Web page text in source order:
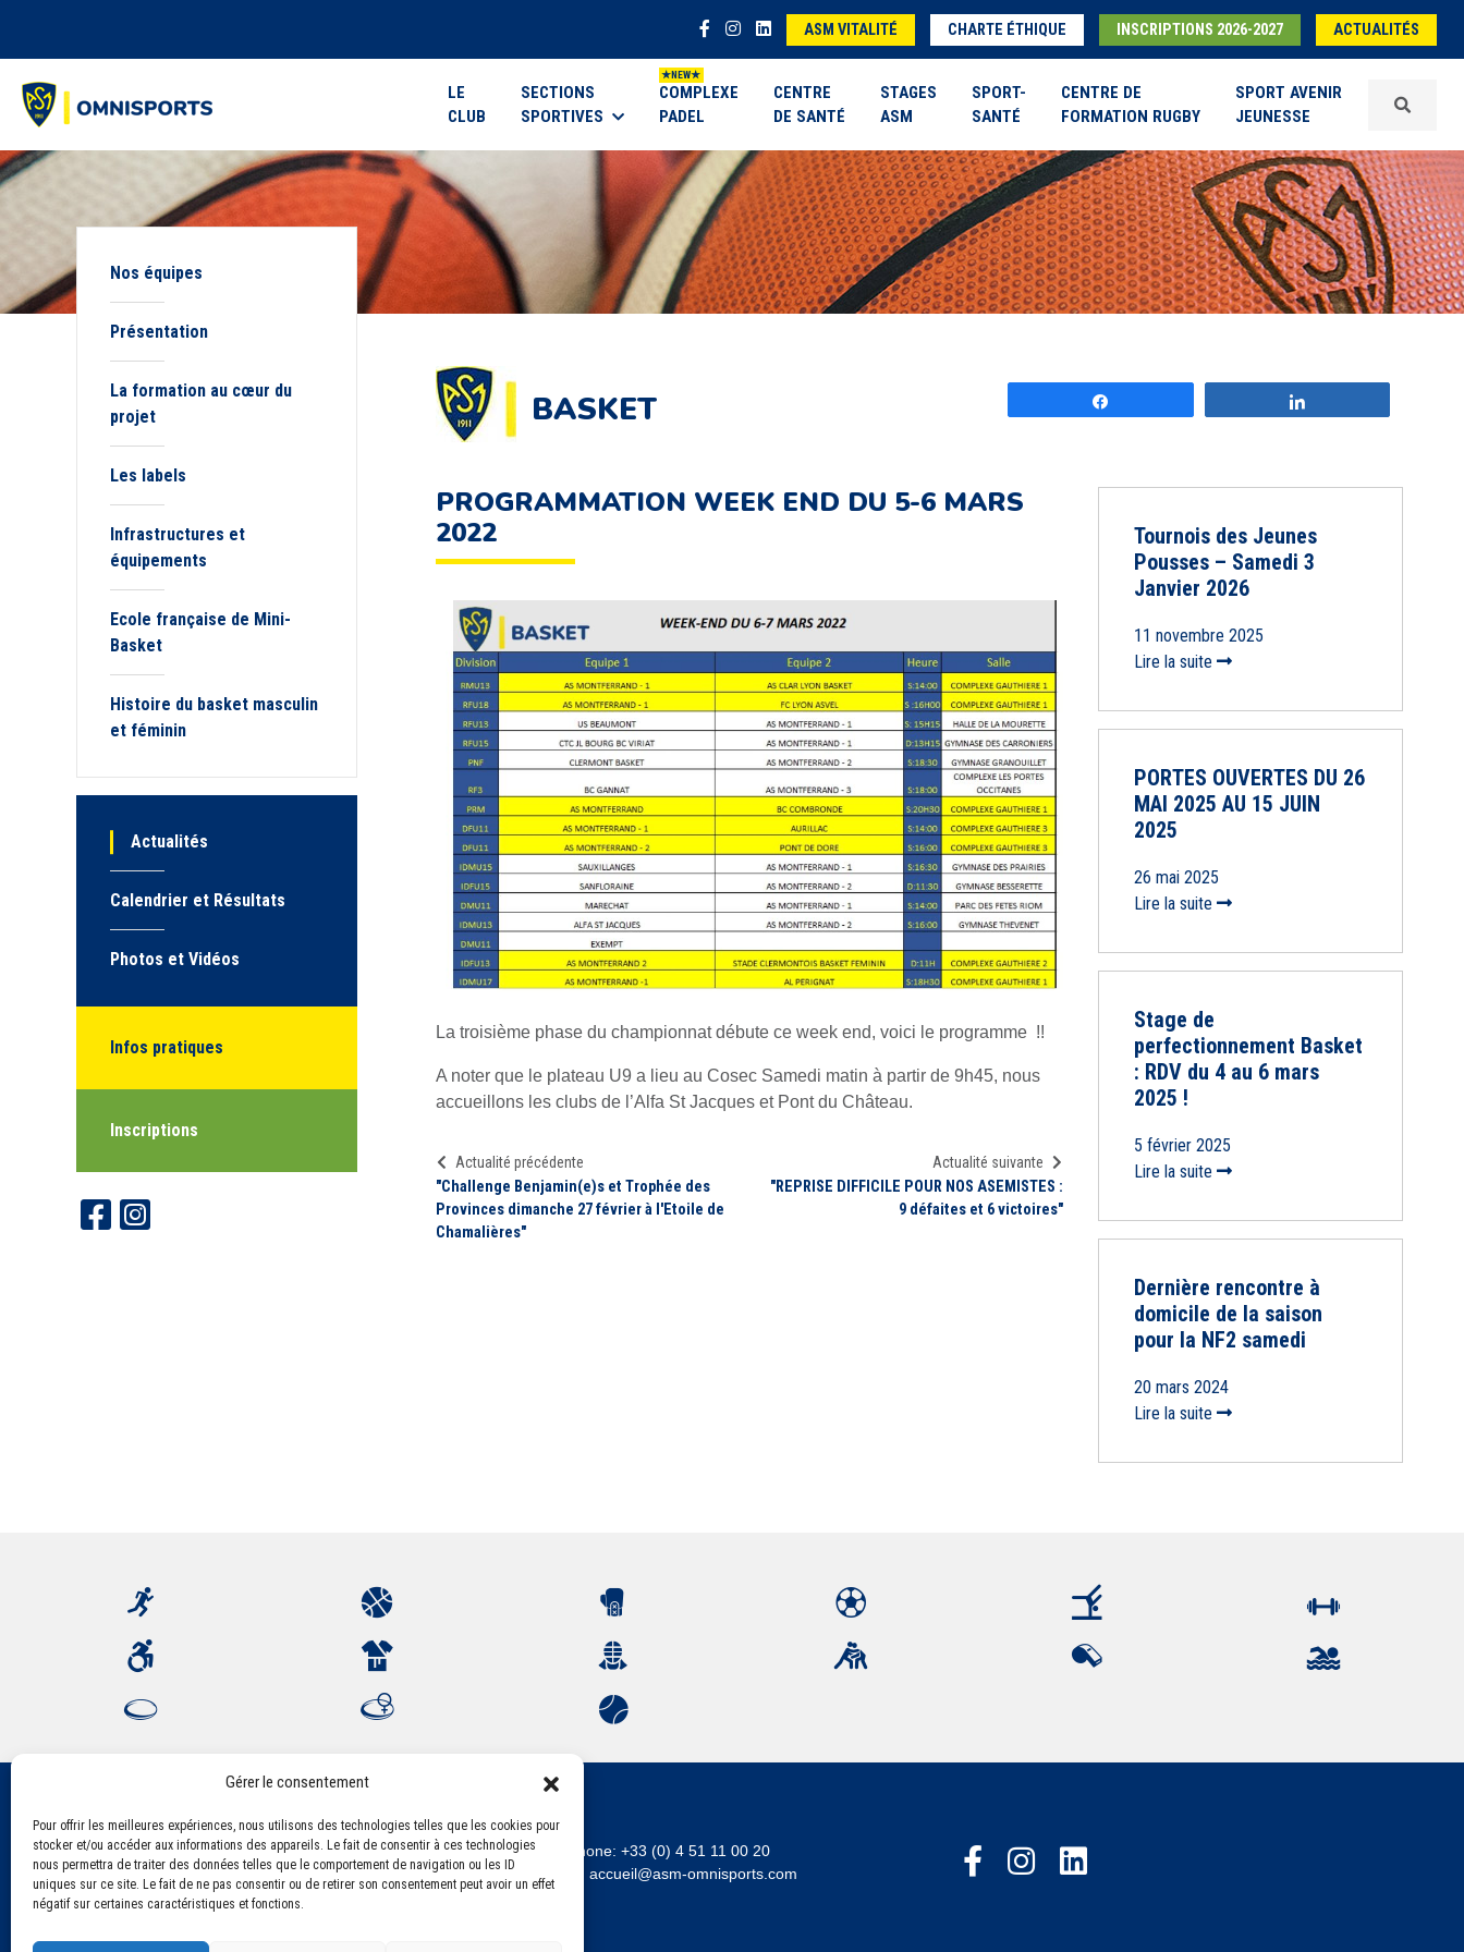
Gérer le consentement
Pour offrir les meilleures expériences, nous utilisons des technologies telles que les cookies pour
stocker et/ou accéder aux informations des appareils. Le fait de consentir à ces technologies
nous permettra de traiter des données telles que le comportement de navigation ou les ID
uniques sur ce site. Le fait de ne pas consentir ou de retirer son consentement peut avoir un effet
négatif sur certaines caractéristiques et fonctions.
ASM VITALITÉ CHARTE ÉTHIQUE INSCRIPTIONS 2026-2027 ACTUALITÉS
LE
CLUB
SECTIONS
SPORTIVES
COMPLEXE
PADEL
CENTRE
DE SANTÉ
STAGES
ASM
SPORT-
SANTÉ
CENTRE DE
FORMATION RUGBY
SPORT AVENIR
JEUNESSE
Nos équipes
Présentation
La formation au cœur du
projet
Les labels
Infrastructures et
équipements
Ecole française de Mini-
Basket
Histoire du basket masculin
et féminin
Actualités
Calendrier et Résultats
Photos et Vidéos
Infos pratiques
Inscriptions
BASKET
PROGRAMMATION WEEK END DU 5-6 MARS
2022
La troisième phase du championnat débute ce week end, voici le programme !!
A noter que le plateau U9 a lieu au Cosec Samedi matin à partir de 9h45, nous
accueillons les clubs de l’Alfa St Jacques et Pont du Château.
Actualité précédente
"Challenge Benjamin(e)s et Trophée des
Provinces dimanche 27 février à l'Etoile de
Chamalières"
Actualité suivante
"REPRISE DIFFICILE POUR NOS ASEMISTES :
9 défaites et 6 victoires"
Tournois des Jeunes
Pousses – Samedi 3
Janvier 2026
11 novembre 2025
Lire la suite
PORTES OUVERTES DU 26
MAI 2025 AU 15 JUIN
2025
26 mai 2025
Lire la suite
Stage de
perfectionnement Basket
: RDV du 4 au 6 mars
2025 !
5 février 2025
Lire la suite
Dernière rencontre à
domicile de la saison
pour la NF2 samedi
20 mars 2024
Lire la suite
Association Sportive Montferrandaise
84, boulevard Léon Jouhaux
CS 80221 - 63021 Clermont-Ferrand Cedex 2
Téléphone: +33 (0) 4 51 11 00 20
accueil@asm-omnisports.com